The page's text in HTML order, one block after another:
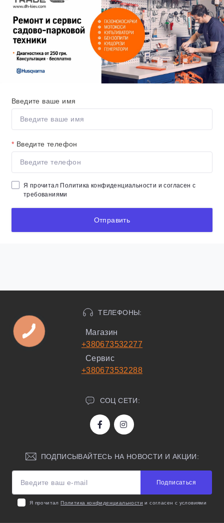
Введите ваше имя
* Введите телефон
Я прочитал Политика конфиденциальности и согласен с
требованиями
Отправить
ТЕЛЕФОНЫ:
Магазин
+380673532277
Сервис
+380673532288
СОЦ СЕТИ:
ПОДПИСЫВАЙТЕСЬ НА НОВОСТИ И АКЦИИ:
Подписаться
Я прочиталПолитика конфиденциальности и согласен с условиями